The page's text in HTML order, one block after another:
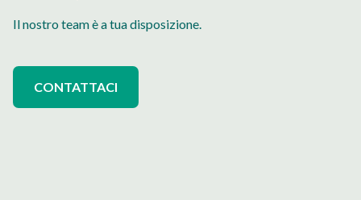
Il nostro team è a tua disposizione.
CONTATTACI